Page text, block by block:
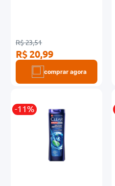
R$ 23,51
R$ 20,99
comprar agora
-11%